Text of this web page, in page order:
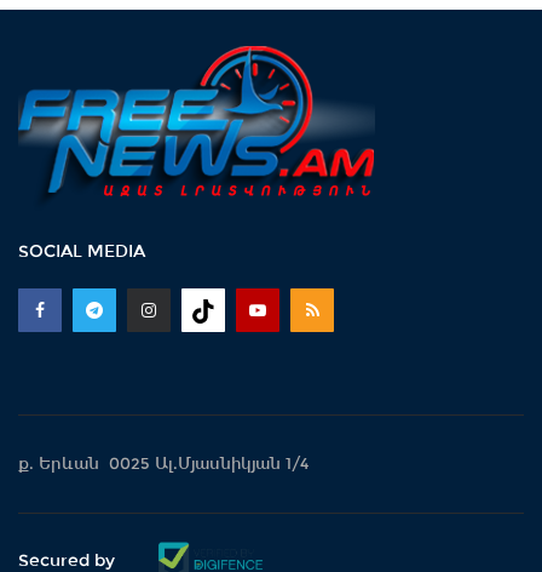
SOCIAL MEDIA
ք. Երևան 0025 Ալ.Մյասնիկյան 1/4
Secured by